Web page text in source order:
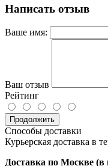
Написать отзыв
Ваше имя:
Ваш отзыв
Рейтинг
Продолжить
Способы доставки
Курьерская доставка в
Доставка по Москве